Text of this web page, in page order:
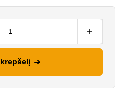
Į krepšelį